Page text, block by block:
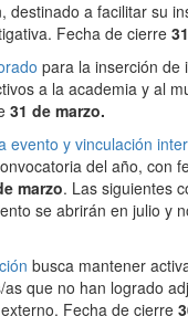
destinado a facilitar su
Fecha de cierre
para la inserción de
a la academia y al
31 de marzo.
evento y vinculación
del año, con
marzo. Las siguientes
se abrirán en julio y
busca mantener
que no han logrado
Fecha de cierre